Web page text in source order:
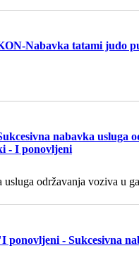
Nabavka tatami judo
nabavka usluga
- I ponovljeni
usluga održavanja voziva u
ponovljeni - Sukcesivna